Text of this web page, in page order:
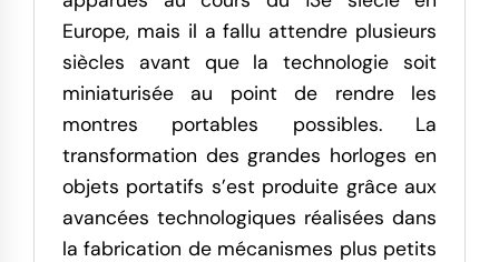
Europe, mais il a fallu attendre plusieurs
siècles avant que la technologie soit
miniaturisée au point de rendre les
montres portables possibles. La
transformation des grandes horloges en
objets portatifs s’est produite grâce aux
avancées technologiques réalisées dans
la fabrication de mécanismes plus petits